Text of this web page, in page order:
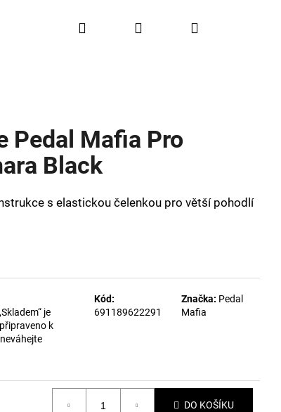
BIKESPORT EVENTY BIKESPORTUL VÝHODY
Hledat PřihlášeníNákupní
Pedal Mafia Pro
Black
s elastickou čelenkou pro větší pohodlí
je
k
Kód:
691189622291
Značka: Pedal
Mafia
DO KOŠÍKU